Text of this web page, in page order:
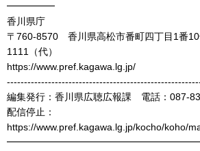
━━━━━
香川県庁
〒760-8570 香川県高松市番町四丁目1番
1111（代）
https://www.pref.kagawa.lg.jp/
編集発行：香川県広聴広報課 電話：087-
配信停止：
https://www.pref.kagawa.lg.jp/kocho/koho/